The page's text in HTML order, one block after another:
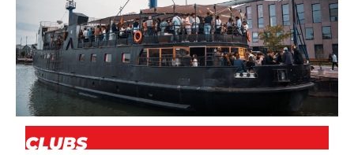
ARTICLES,CLUBS,
NEWS
CLUBS